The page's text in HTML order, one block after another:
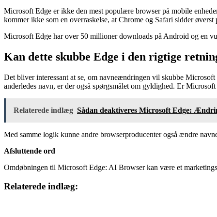
Microsoft Edge er ikke den mest populære browser på mobile
kommer ikke som en overraskelse, at Chrome og Safari sidder øverst
Microsoft Edge har over 50 millioner downloads på Android og en
Kan dette skubbe Edge i den rigtige
Det bliver interessant at se, om navneændringen vil skubbe
anderledes navn, er der også spørgsmålet om gyldighed. Er
Relaterede indlæg Sådan deaktiveres Microsoft Edge:
Med samme logik kunne andre browserproducenter også ændre
Afsluttende ord
Omdøbningen til Microsoft Edge: AI Browser kan være et
Relaterede indlæg: